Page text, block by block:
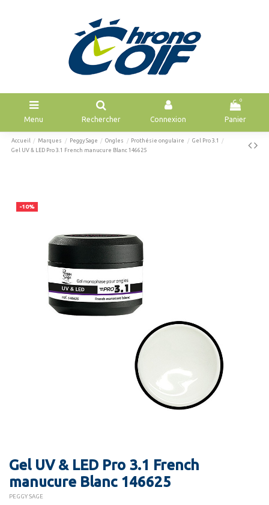
Menu Rechercher Connexion
0
Panier
Accueil Marques Peggy Sage Ongles Prothésie ongulaire
Gel Pro 3.1
Gel UV & LED Pro 3.1 French manucure Blanc 146625
-10%
Gel UV & LED Pro 3.1 French
manucure Blanc 146625
PEGGY SAGE